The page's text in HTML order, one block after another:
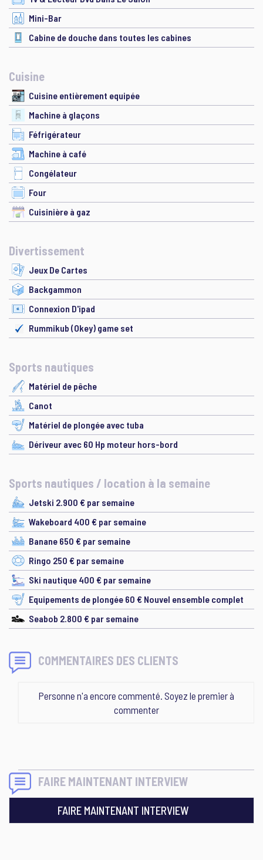
Mini-Bar
Cabine de douche dans toutes les cabines
Cuisine
Cuisine entièrement equipée
Machine à glaçons
Féfrigérateur
Machine à café
Congélateur
Four
Cuisinière à gaz
Divertissement
Jeux De Cartes
Backgammon
Connexion D'ipad
Rummikub (Okey) game set
Sports nautiques
Matériel de pêche
Canot
Matériel de plongée avec tuba
Dériveur avec 60 Hp moteur hors-bord
Sports nautiques / location à la semaine
Jetski 2.900 € par semaine
Wakeboard 400 € par semaine
Banane 650 € par semaine
Ringo 250 € par semaine
Ski nautique 400 € par semaine
Equipements de plongée 60 € Nouvel ensemble complet
Seabob 2.800 € par semaine
COMMENTAIRES DES CLIENTS
Personne n'a encore commenté. Soyez le premier à
commenter
FAIRE MAINTENANT INTERVIEW
FAIRE MAINTENANT INTERVIEW